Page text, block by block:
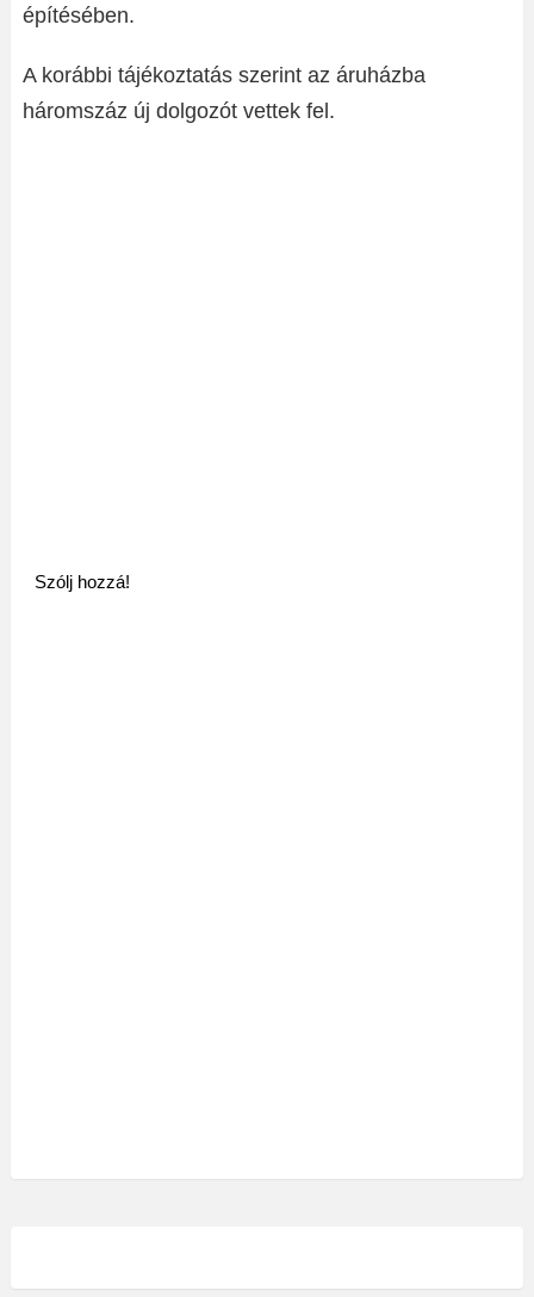
építésében.
A korábbi tájékoztatás szerint az áruházba
háromszáz új dolgozót vettek fel.
Szólj hozzá!